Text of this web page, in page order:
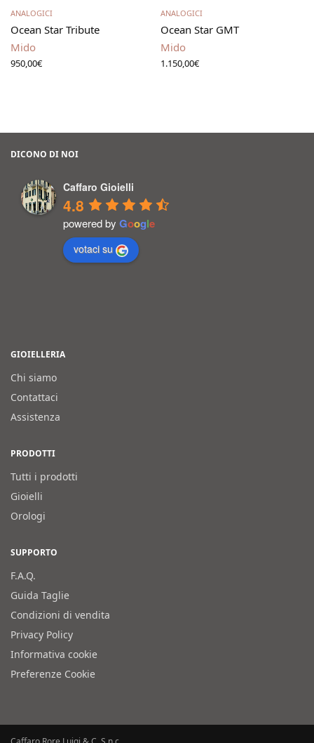
Aggiungi al carrello
ANALOGICI
Ocean Star Tribute
Mido
950,00€
Aggiungi al carrello
ANALOGICI
Ocean Star GMT
Mido
1.150,00€
DICONO DI NOI
Caffaro Gioielli
4.8
powered by Google
votaci su
GIOIELLERIA
Chi siamo
Contattaci
Assistenza
PRODOTTI
Tutti i prodotti
Gioielli
Orologi
SUPPORTO
F.A.Q.
Guida Taglie
Condizioni di vendita
Privacy Policy
Informativa cookie
Preferenze Cookie